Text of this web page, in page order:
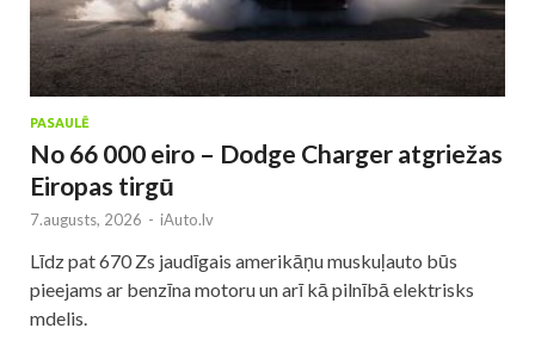
PASAULĒ
No 66 000 eiro – Dodge Charger atgriežas
Eiropas tirgū
7.augusts, 2026 - iAuto.lv
Līdz pat 670 Zs jaudīgais amerikāņu muskuļauto būs
pieejams ar benzīna motoru un arī kā pilnībā elektrisks
mdelis.